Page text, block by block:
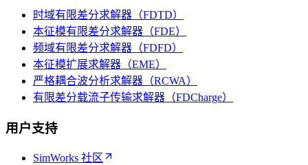
时域有限差分求解器（FDTD）
本征模有限差分求解器（FDE）
频域有限差分求解器（FDFD）
本征模扩展求解器（EME）
严格耦合波分析求解器（RCWA）
有限差分载流子传输求解器（FDCharge）
用户支持
SimWorks 社区